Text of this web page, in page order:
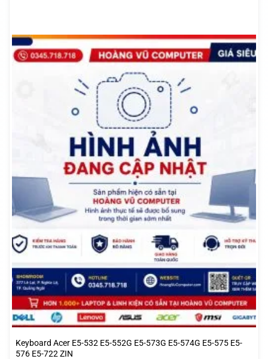
Keyboard Acer E5-532 E5-552G E5-573G E5-574G E5-575 E5-
576 E5-722 ZIN